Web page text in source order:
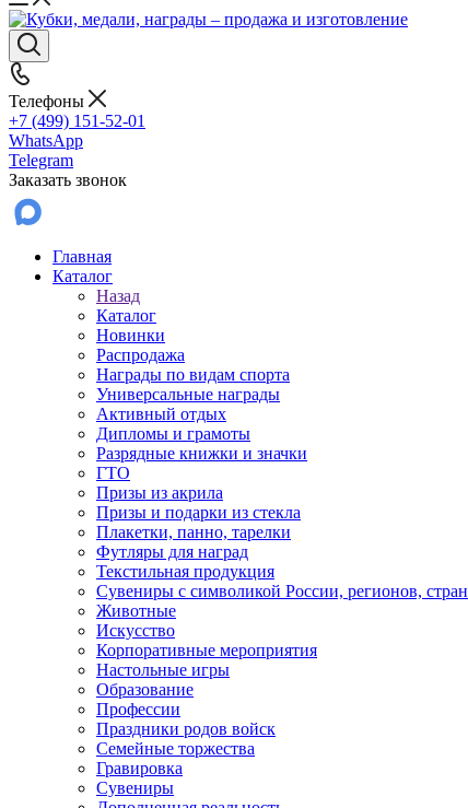
Телефоны
+7 (499) 151-52-01
WhatsApp
Telegram
Заказать звонок
Главная
Каталог
Назад
Каталог
Новинки
Распродажа
Награды по видам спорта
Универсальные награды
Активный отдых
Дипломы и грамоты
Разрядные книжки и значки
ГТО
Призы из акрила
Призы и подарки из стекла
Плакетки, панно, тарелки
Футляры для наград
Текстильная продукция
Сувениры с символикой России, регионов, стран
Животные
Искусство
Корпоративные мероприятия
Настольные игры
Образование
Профессии
Праздники родов войск
Семейные торжества
Гравировка
Сувениры